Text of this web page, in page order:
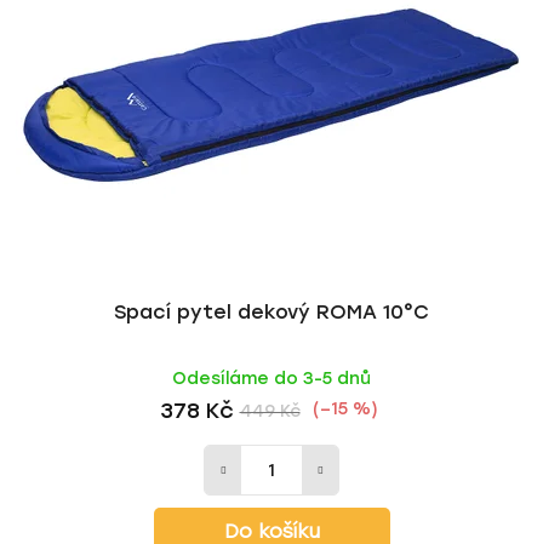
Spací pytel dekový ROMA 10°C
Odesíláme do 3-5 dnů
378 Kč 449 Kč (–15 %)
Do košíku